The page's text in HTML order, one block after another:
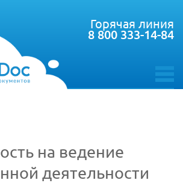
toggle
Горячая линия
8 800 333-14-84
на ведение
деятельности